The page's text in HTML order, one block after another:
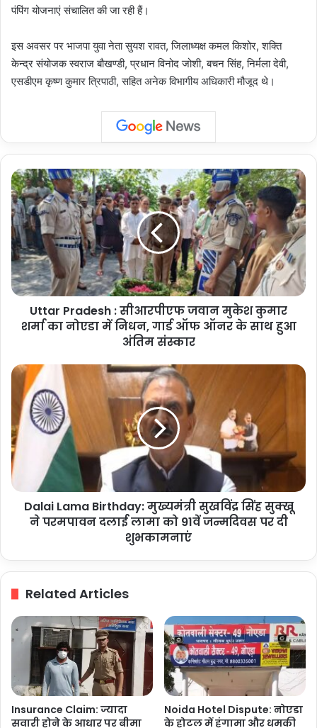
पंपिंग योजनाएं संचालित की जा रही हैं।
इस अवसर पर भाजपा युवा नेता सुयश रावत, जिलाध्यक्ष कमल किशोर, शक्ति
केन्द्र संयोजक स्वराज बौखण्डी, प्रधान विनोद जोशी, बचन सिंह, निर्मला देवी,
एसडीएम कृष्ण कुमार त्रिपाठी, सहित अनेक विभागीय अधिकारी मौजूद थे।
Uttar
Pradesh
:
सीआरपीएफ
जवान
मुकेश
कुमार
शर्मा
का
ऑफ
ऑनर
साथ
हुआ
अंतिम
संस्कार
Uttar Pradesh : सीआरपीएफ जवान मुकेश कुमार
शर्मा का नोएडा में निधन, गार्ड ऑफ ऑनर के साथ हुआ
अंतिम संस्कार
Dalai
Lama
Birthday:
मुख्यमंत्री
सुखविंद्र
सिंह
सुक्खू
ने
परमपावन
दलाईDalai Lama Birthday: मुख्यमंत्री सुखविंद्र सिंह सुक्खू
ने परमपावन दलाई लामा को 91वें जन्मदिवस पर दी
शुभकामनाएं
Related Articles
Insurance Claim: ज्यादा
सवारी होने के आधार पर बीमा
Noida Hotel Dispute: नोएडा
के होटल में हंगामा और धमकी